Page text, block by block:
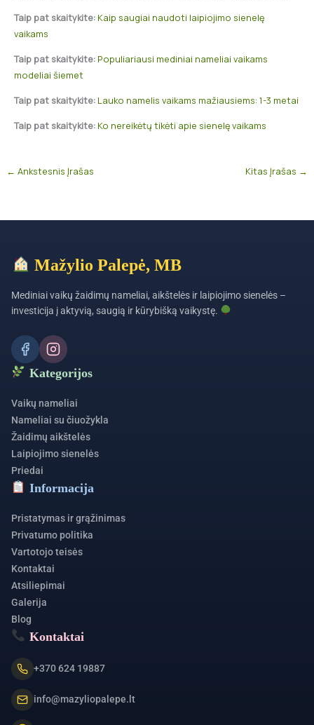
Taip pat skaitykite: Kaip saugiai naudoti laipiojimo sienelę
vaikams
Taip pat skaitykite: Populiariausi mediniai nameliai vaikams
modeliai šiemet
Taip pat skaitykite: Lauko namelis vaikams mažiausiems: 1-3 metai
Taip pat skaitykite: Ko nereikėtų tikėti apie sienelę vaikams
← Ankstesnis Įrašas Kitas Įrašas →
Mažylio Palepė, MB
Mediniai vaikų žaidimų nameliai, aikštelės ir laipiojimo sienelės –
investicija į aktyvią, saugią ir kūrybišką vaikystę.
Kategorijos
Vaikų nameliai
Nameliai su čiuožykla
Žaidimų aikštelės
Laipiojimo sienelės
Priedai
Informacija
Pristatymas ir grąžinimas
Privatumo politika
Vartotojo teisės
Kontaktai
Atsiliepimai
Galerija
Blog
Kontaktai
+370 624 19887
info@mazyliopalepe.lt